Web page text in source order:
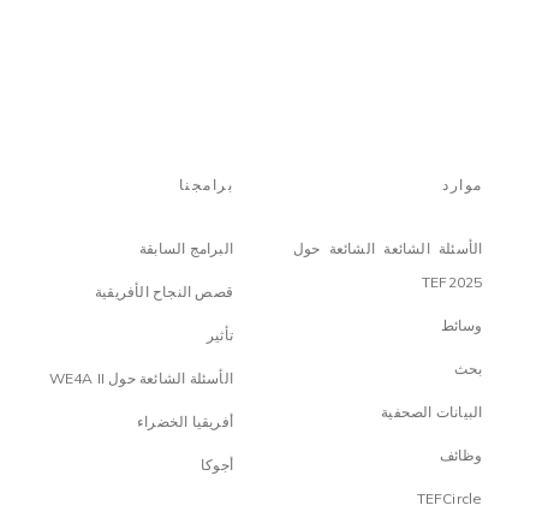
برامجنا
البرامج السابقة
قصص النجاح الأفريقية
تأثير
الأسئلة الشائعة حول WE4A II
أفريقيا الخضراء
أجوكا
موارد
الأسئلة الشائعة الشائعة حول
TEF2025
وسائط
بحث
البيانات الصحفية
وظائف
TEFCircle